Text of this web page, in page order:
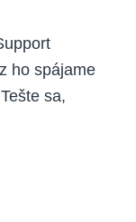
ho spájame
sa,